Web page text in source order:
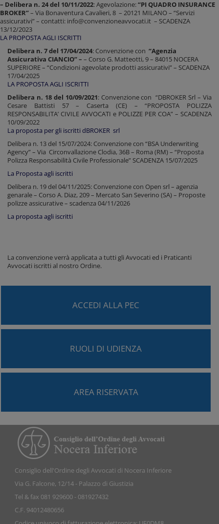
– Delibera n. 24 del 10/11/2022: Agevolazione:“PI QUADRO INSURANCE
BROKER”– Via Bonaventura Cavalieri, 8 – 20121 MILANO – “Servizi
assicurativi” – contatti: info@convenzioneavvocati.it – SCADENZA
13/12/2023
LA PROPOSTA AGLI ISCRITTI
Delibera n. 7 del 17/04/2024: Convenzione con “Agenzia
Assicurativa CIANCIO” – – Corso G. Matteotti, 9 – 84015 NOCERA
SUPERIORE – “Condizioni agevolate prodotti assicurativi” – SCADENZA
17/04/2025
LA PROPOSTA AGLI ISCRITTI
Delibera n. 18 del 10/09/2021: Convenzione con “DBROKER Srl – Via
Cesare Battisti 57 – Caserta (CE) – “PROPOSTA POLIZZA
RESPONSABILITA’ CIVILE AVVOCATI e POLIZZE PER COA” – SCADENZA
10/09/2022
La proposta per gli iscritti dBROKER srl
Delibera n. 13 del 15/07/2024: Convenzione con “BSA Underwriting
Agency” – Via Circonvallazione Clodia, 36B – Roma (RM) – “Proposta
Polizza Responsabilità Civile Professionale” SCADENZA 15/07/2025
La Proposta agli iscritti
Delibera n. 19 del 04/11/2025: Convenzione con Open srl – agenzia
genarale – Corso A. Diaz, 209 – Mercato San Severino (SA) – Proposte
polizze assicurative – scadenza 04/11/2026
La proposta agli iscritti
La convenzione verrà applicata a tutti gli Avvocati ed i Praticanti
Avvocati iscritti al nostro Ordine.
ACCEDI ALLA PEC
RUOLI DI UDIENZA
AREA RISERVATA
Consiglio dell'Ordine degli Avvocati di Nocera Inferiore
Via G. Falcone, 12/14 - Palazzo di Giustizia
Tel & fax 081 929600 - 081927432
C.F. 94012480656